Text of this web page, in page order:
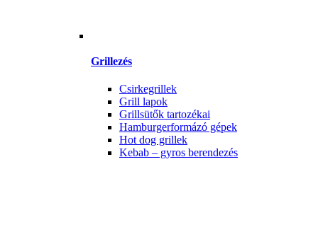
Grillezés
Csirkegrillek
Grill lapok
Grillsütők tartozékai
Hamburgerformázó gépek
Hot dog grillek
Kebab – gyros berendezés